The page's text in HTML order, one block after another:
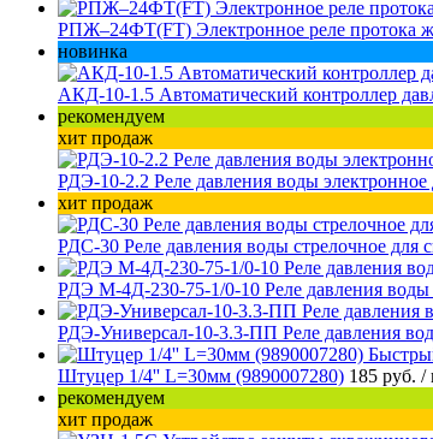
РПЖ–24ФТ(FT) Электронное реле протока
новинка
АКД-10-1.5 Автоматический контроллер
рекомендуем
хит продаж
РДЭ-10-2.2 Реле давления воды электронное
хит продаж
РДС-30 Реле давления воды стрелочное для
РДЭ М-4Д-230-75-1/0-10 Реле давления
РДЭ-Универсал-10-3.3-ПП Реле давления
Штуцер 1/4'' L=30мм (9890007280) 185 руб. /
рекомендуем
хит продаж